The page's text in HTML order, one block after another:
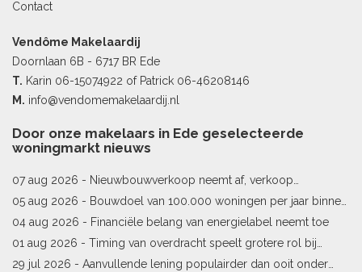
Contact
Vendôme Makelaardij
Doornlaan 6B - 6717 BR Ede
T. Karin 06-15074922 of Patrick 06-46208146
M. info@vendomemakelaardij.nl
Door onze makelaars in Ede geselecteerde
woningmarkt nieuws
07 aug 2026 - Nieuwbouwverkoop neemt af, verkoop
bestaande woningen stijgt
05 aug 2026 - Bouwdoel van 100.000 woningen per jaar binnen
bereik
04 aug 2026 - Financiële belang van energielabel neemt toe
01 aug 2026 - Timing van overdracht speelt grotere rol bij
woningprijs
29 jul 2026 - Aanvullende lening populairder dan ooit onder